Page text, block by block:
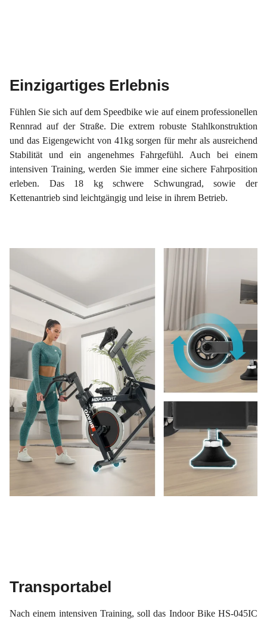
Einzigartiges Erlebnis
Fühlen Sie sich auf dem Speedbike wie auf einem professionellen
Rennrad auf der Straße. Die extrem robuste Stahlkonstruktion
und das Eigengewicht von 41kg sorgen für mehr als ausreichend
Stabilität und ein angenehmes Fahrgefühl. Auch bei einem
intensiven Training, werden Sie immer eine sichere Fahrposition
erleben. Das 18 kg schwere Schwungrad, sowie der
Kettenantrieb sind leichtgängig und leise in ihrem Betrieb.
Transportabel
Nach einem intensiven Training, soll das Indoor Bike HS-045IC